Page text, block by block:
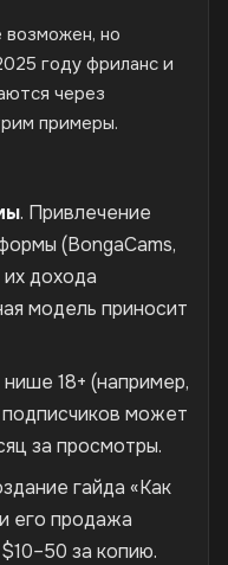
но
году фриланс и
через
примеры.
. Привлечение
(BongaCams,
дохода
модель приносит
18+ (например,
может
за просмотры.
гайда «Как
его продажа
за копию.